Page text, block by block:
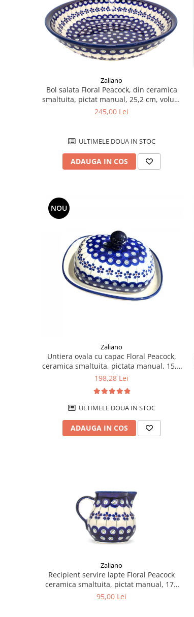
Zaliano
Bol salata Floral Peacock, din ceramica
smaltuita, pictat manual, 25,2 cm, volum
1,4 L
245,00 Lei
ULTIMELE DOUA IN STOC
ADAUGA IN COS
NOU
Zaliano
Untiera ovala cu capac Floral Peacock,
ceramica smaltuita, pictata manual, 15,0
x 19,8 cm
198,28 Lei
ULTIMELE DOUA IN STOC
ADAUGA IN COS
Zaliano
Recipient servire lapte Floral Peacock
ceramica smaltuita, pictat manual, 170
ml
95,00 Lei